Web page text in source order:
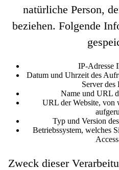
natürliche Person,
beziehen. Folgende
IP-Adresse
Datum und Uhrzeit des
Server des
Name und URL
URL der Website, von
Typ und Version
Betriebssystem, welches
Zweck dieser